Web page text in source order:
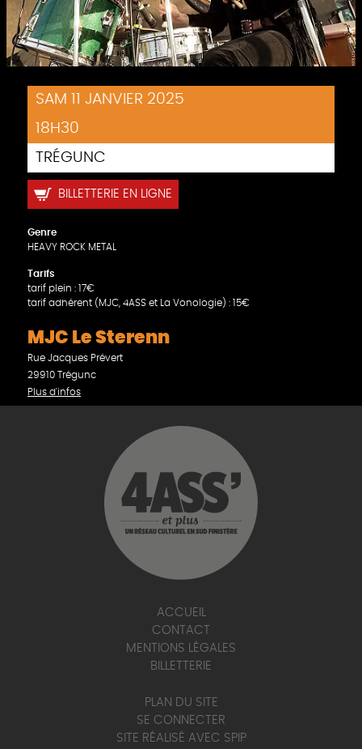
SAM 11 JANVIER 2025
18H30
TRÉGUNC
BILLETTERIE EN LIGNE
Genre
HEAVY ROCK METAL
Tarifs
tarif plein : 17€
tarif adhérent (MJC, 4ASS et La Vonologie) : 15€
MJC Le Sterenn
Rue Jacques Prévert
29910 Trégunc
Plus d'infos
ACCUEIL
CONTACT
MENTIONS LÉGALES
BILLETTERIE
PLAN DU SITE
SE CONNECTER
SITE RÉALISÉ AVEC SPIP